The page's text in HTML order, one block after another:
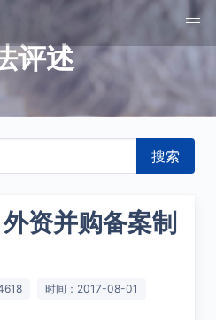
评述
搜索
资并购备案制
时间：2017-08-01